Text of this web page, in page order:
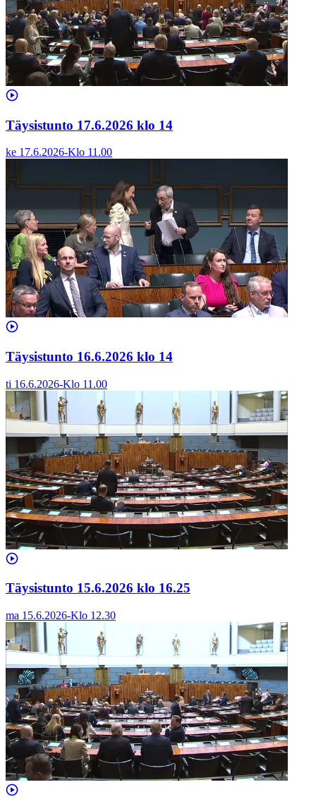
Täysistunto 17.6.2026 klo 14
ke 17.6.2026-Klo 11.00
Täysistunto 16.6.2026 klo 14
ti 16.6.2026-Klo 11.00
Täysistunto 15.6.2026 klo 16.25
ma 15.6.2026-Klo 12.30